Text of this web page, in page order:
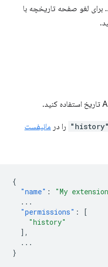
لغو صفحه تاریخچه با
"history" را در مانیفست
{
"name" : "My
...
"permissions" :
[
"history"
],
...
}